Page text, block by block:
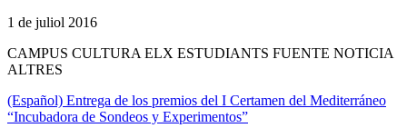
1 de juliol 2016
CAMPUS CULTURA ELX ESTUDIANTS FUENTE NOTICIA
ALTRES
(Español) Entrega de los premios del I Certamen del Mediterráneo
“Incubadora de Sondeos y Experimentos”